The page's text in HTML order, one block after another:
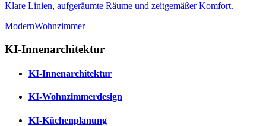
Klare Linien, aufgeräumte Räume und zeitgemäßer Komfort.
ModernWohnzimmer
KI-Innenarchitektur
KI-Innenarchitektur
KI-Wohnzimmerdesign
KI-Küchenplanung